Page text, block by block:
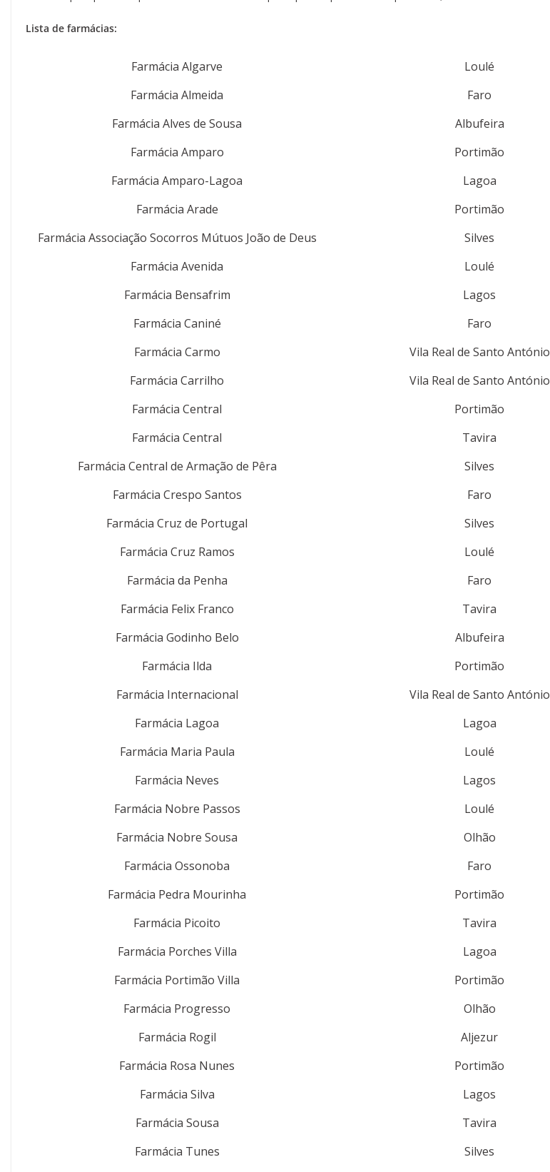
Lista de farmácias:
Farmácia Algarve
Loulé
Farmácia Almeida
Faro
Farmácia Alves de Sousa
Albufeira
Farmácia Amparo
Portimão
Farmácia Amparo-Lagoa
Lagoa
Farmácia Arade
Portimão
Farmácia Associação Socorros Mútuos João de Deus
Silves
Farmácia Avenida
Loulé
Farmácia Bensafrim
Lagos
Farmácia Caniné
Faro
Farmácia Carmo
Vila Real de Santo António
Farmácia Carrilho
Vila Real de Santo António
Farmácia Central
Portimão
Farmácia Central
Tavira
Farmácia Central de Armação de Pêra
Silves
Farmácia Crespo Santos
Faro
Farmácia Cruz de Portugal
Silves
Farmácia Cruz Ramos
Loulé
Farmácia da Penha
Faro
Farmácia Felix Franco
Tavira
Farmácia Godinho Belo
Albufeira
Farmácia Ilda
Portimão
Farmácia Internacional
Vila Real de Santo António
Farmácia Lagoa
Lagoa
Farmácia Maria Paula
Loulé
Farmácia Neves
Lagos
Farmácia Nobre Passos
Loulé
Farmácia Nobre Sousa
Olhão
Farmácia Ossonoba
Faro
Farmácia Pedra Mourinha
Portimão
Farmácia Picoito
Tavira
Farmácia Porches Villa
Lagoa
Farmácia Portimão Villa
Portimão
Farmácia Progresso
Olhão
Farmácia Rogil
Aljezur
Farmácia Rosa Nunes
Portimão
Farmácia Silva
Lagos
Farmácia Sousa
Tavira
Farmácia Tunes
Silves